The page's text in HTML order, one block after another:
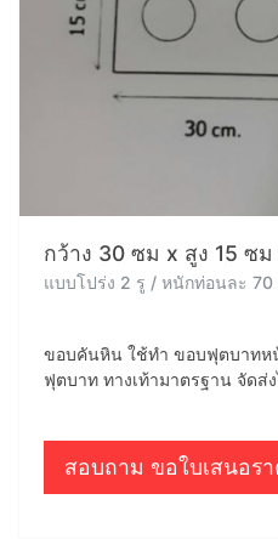
กว้าง 30 ซม x สูง 15 ซ
แบบโปร่ง 2 รู / หนักท่อนละ 70
ขอบคันหิน ใช้ทำ ขอบฟุตบาท
ฟุตบาท ทางเท้ามาตรฐาน จัดส่
สอบถาม ขอใบเสนอร